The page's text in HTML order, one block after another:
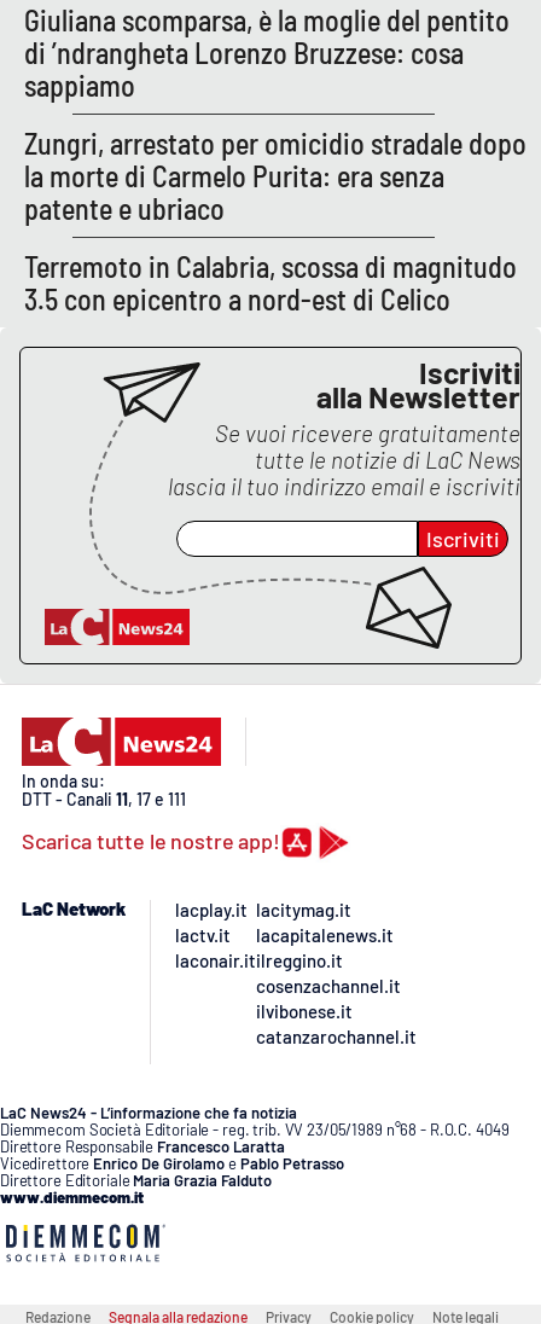
STREAMING
LaC TV
LaC Network
LaC OnAir
Catanzaro
Crotone
Vibo Valentia
Reggio Calabria
Cosenza
PROGETTI
SPECIALI
Buona Sanità Calabria
CALABRIAVISIONE
Food
Storie
LAC
Giuliana scomparsa, è la moglie del pentito
di ’ndrangheta Lorenzo Bruzzese: cosa
sappiamo
Zungri, arrestato per omicidio stradale dopo
la morte di Carmelo Purita: era senza
patente e ubriaco
Terremoto in Calabria, scossa di magnitudo
3.5 con epicentro a nord-est di Celico
Iscriviti
alla Newsletter
Se vuoi ricevere gratuitamente
tutte le notizie di LaC News
lascia il tuo indirizzo email e iscriviti
Iscriviti
In onda su:
DTT - Canali 11, 17 e 111
Scarica tutte le nostre app!
LaC Network
lacplay.it
lactv.it
laconair.it
lacitymag.it
lacapitalenews.it
ilreggino.it
cosenzachannel.it
ilvibonese.it
catanzarochannel.it
LaC News24 - L’informazione che fa notizia
Diemmecom Società Editoriale - reg. trib. VV 23/05/1989 n°68 - R.O.C. 4049
Direttore Responsabile Francesco Laratta
Vicedirettore Enrico De GirolamoePablo Petrasso
Direttore Editoriale Maria Grazia Falduto
www.diemmecom.it
Redazione Segnala alla redazione Privacy Cookie policy Note legali